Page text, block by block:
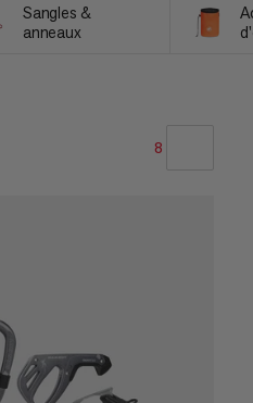
Sangles &
anneaux
8
ÉVALUATION